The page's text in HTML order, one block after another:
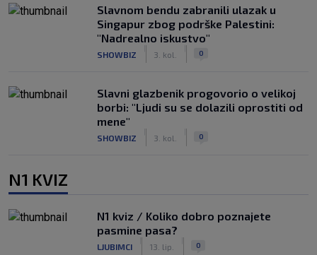
Slavnom bendu zabranili ulazak u
Singapur zbog podrške Palestini:
"Nadrealno iskustvo"
SHOWBIZ 3. kol. 0
Slavni glazbenik progovorio o velikoj
borbi: "Ljudi su se dolazili oprostiti od
mene"
SHOWBIZ 3. kol. 0
N1 KVIZ
N1 kviz / Koliko dobro poznajete
pasmine pasa?
LJUBIMCI 13. lip. 0